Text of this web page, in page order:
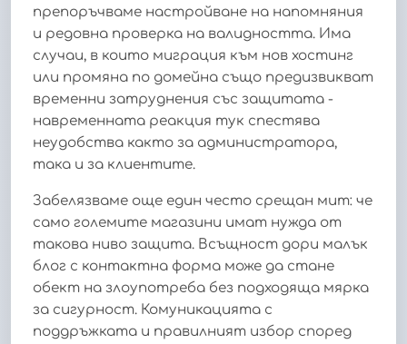
препоръчваме настройване на напомняния
и редовна проверка на валидността. Има
случаи, в които миграция към нов хостинг
или промяна по домейна също предизвикват
временни затруднения със защитата -
навременната реакция тук спестява
неудобства както за администратора,
така и за клиентите.
Забелязваме още един често срещан мит: че
само големите магазини имат нужда от
такова ниво защита. Всъщност дори малък
блог с контактна форма може да стане
обект на злоупотреба без подходяща мярка
за сигурност. Комуникацията с
поддръжката и правилният избор според